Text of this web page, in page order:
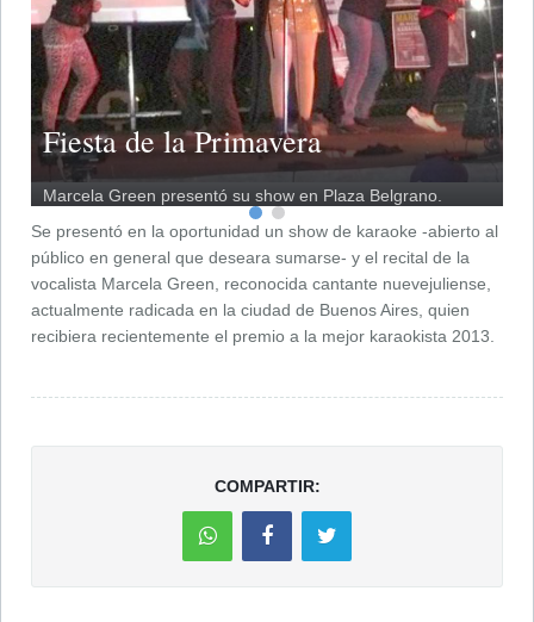
Fiesta de la Primavera
Marcela Green presentó su show en Plaza Belgrano.
Se presentó en la oportunidad un show de karaoke -abierto al
público en general que deseara sumarse- y el recital de la
vocalista Marcela Green, reconocida cantante nuevejuliense,
actualmente radicada en la ciudad de Buenos Aires, quien
recibiera recientemente el premio a la mejor karaokista 2013.
COMPARTIR: